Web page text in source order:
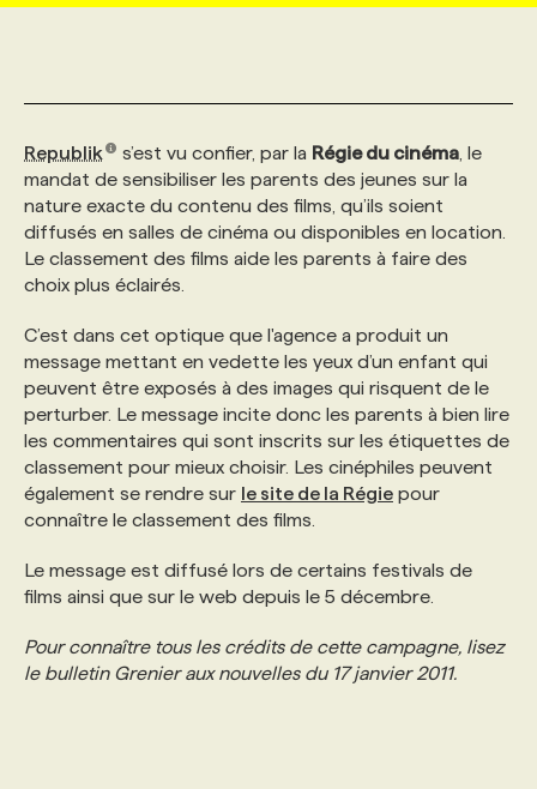
AFFAIRES DE L'INDUSTRIE
INITIATIVES NUMÉRIQUES
PRIX ET DISTINCTIONS
TENDANCES
WEB & MÉDIAS SOCIAUX
MARKETING DURABLE
GEO/SEO
ÉVÉNEMENTIEL
NOS AUTEUR‧RICES
INFOLETTRE PUBLICITÉ
ANNONCEZ AVEC NOUS
CONSULTER LA CVTHÈQUE
PROFIL ENTREPRISE
FAQ
ANNONCEZ AVEC NOUS
VOIR LES OFFRES
PROFIL CANDIDAT
FAQ
ANNONCEZ AVEC NOUS
NOS FORMATIONS EN LIGNE
NOS PARCOURS DE FORMATIONS
FORMATIONS PERSONNALISÉES
NOS FORMATEUR‧RICES
POURQUOI CHOISIR NOS FORMATIONS
NOS TARIFS
PROGRAMMES DE SUBVENTIONS
FAQ
CHASSE DE TÊTE
SERVICE DE CHASSE DE TÊTE
NOS TARIFS
NOS EXPERTISES
FAQ
ANNONCEZ AVEC NOUS
Republik s’est vu confier, par la Régie du cinéma, le
mandat de sensibiliser les parents des jeunes sur la
nature exacte du contenu des films, qu’ils soient
diffusés en salles de cinéma ou disponibles en location.
Le classement des films aide les parents à faire des
choix plus éclairés.
C’est dans cet optique que l'agence a produit un
message mettant en vedette les yeux d’un enfant qui
peuvent être exposés à des images qui risquent de le
perturber. Le message incite donc les parents à bien lire
les commentaires qui sont inscrits sur les étiquettes de
classement pour mieux choisir. Les cinéphiles peuvent
également se rendre sur le site de la Régie pour
connaître le classement des films.
Le message est diffusé lors de certains festivals de
films ainsi que sur le web depuis le 5 décembre.
Pour connaître tous les crédits de cette campagne, lisez
le bulletin Grenier aux nouvelles du 17 janvier 2011.